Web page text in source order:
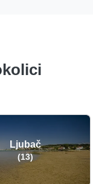
Ljubač
(13)